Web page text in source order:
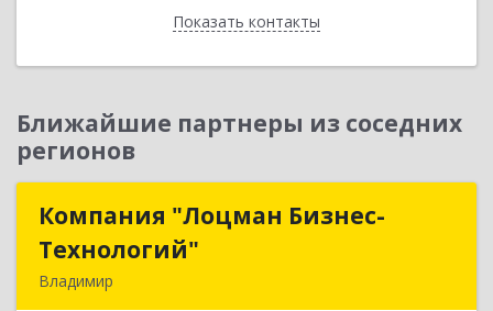
Показать контакты
Назад
Ближайшие партнеры из соседних
регионов
Компания "Лоцман Бизнес-
Технологий"
Владимир
Компания "Лоцман Бизнес-